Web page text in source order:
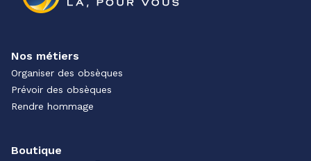
Nos métiers
Organiser des obsèques
Prévoir des obsèques
Rendre hommage
Boutique